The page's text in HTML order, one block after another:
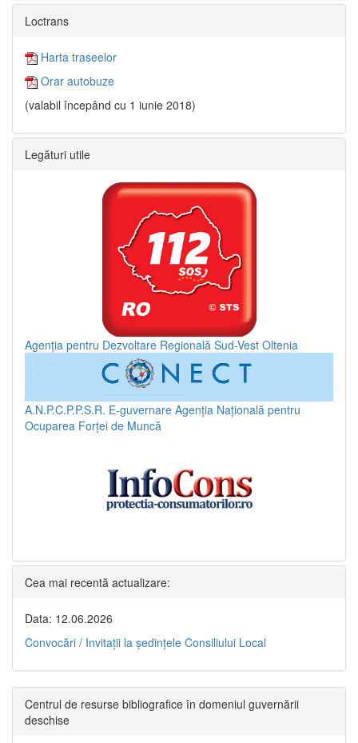
Loctrans
Harta traseelor
Orar autobuze
(valabil începând cu 1 iunie 2018)
Legături utile
Agenția pentru Dezvoltare Regională Sud-Vest Oltenia
A.N.P.C.P.P.S.R. E-guvernare Agenția Națională pentru
Ocuparea Forței de Muncă
Cea mai recentă actualizare:
Data: 12.06.2026
Convocări / Invitaţii la şedinţele Consiliului Local
Centrul de resurse bibliografice în domeniul guvernării
deschise